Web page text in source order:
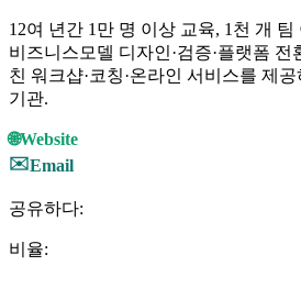
12여 년간 1만 명 이상 교육, 1천 개 팀
비즈니스모델 디자인·검증·플랫폼 전
친 워크샵·코칭·온라인 서비스를 제
기관.
🌐Website
✉️Email
공유하다:
비율: